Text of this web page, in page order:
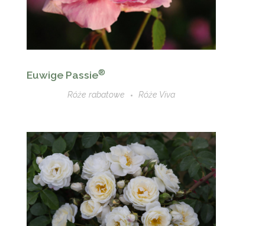
Euwige Passie®
Róże rabatowe Róże Viva